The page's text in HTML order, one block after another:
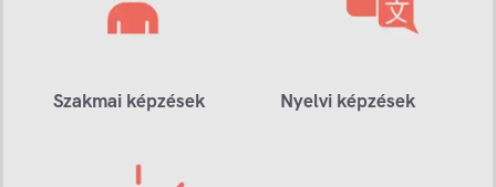
Szakmai képzések Nyelvi képzések